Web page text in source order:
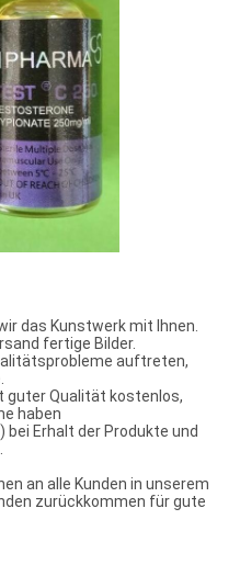
das Kunstwerk mit Ihnen.
fertige Bilder.
auftreten,
guter Qualität kostenlos,
haben
Erhalt der Produkte und
an alle Kunden in unserem
zurückkommen für gute